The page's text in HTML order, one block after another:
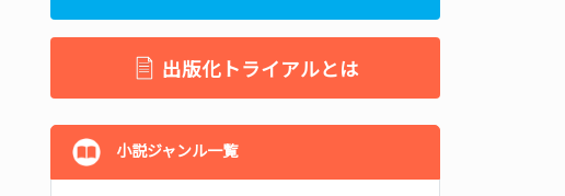
出版化トライアルとは
小説ジャンル一覧